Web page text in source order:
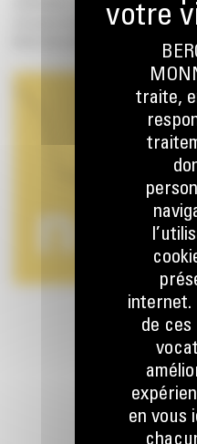
recherchez semble avoir disparu
vos pas en utilisant le menu de
traite,
internet.
de ces
en vous